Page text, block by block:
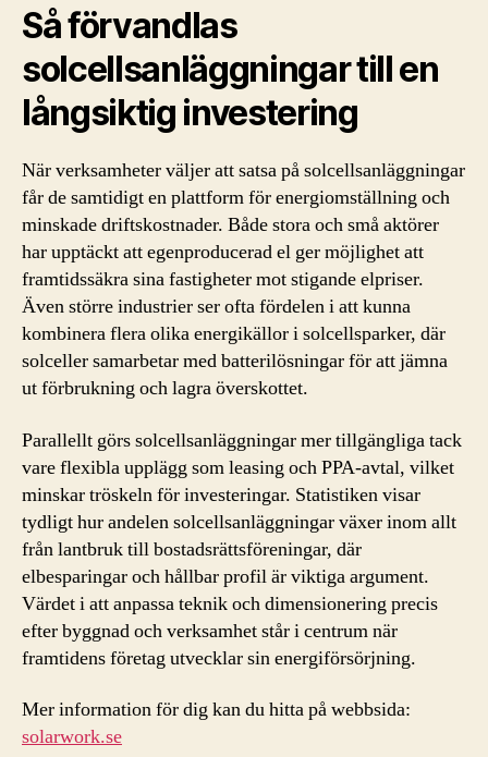
Så förvandlas
solcellsanläggningar till en
långsiktig investering
När verksamheter väljer att satsa på solcellsanläggningar
får de samtidigt en plattform för energiomställning och
minskade driftskostnader. Både stora och små aktörer
har upptäckt att egenproducerad el ger möjlighet att
framtidssäkra sina fastigheter mot stigande elpriser.
Även större industrier ser ofta fördelen i att kunna
kombinera flera olika energikällor i solcellsparker, där
solceller samarbetar med batterilösningar för att jämna
ut förbrukning och lagra överskottet.
Parallellt görs solcellsanläggningar mer tillgängliga tack
vare flexibla upplägg som leasing och PPA-avtal, vilket
minskar tröskeln för investeringar. Statistiken visar
tydligt hur andelen solcellsanläggningar växer inom allt
från lantbruk till bostadsrättsföreningar, där
elbesparingar och hållbar profil är viktiga argument.
Värdet i att anpassa teknik och dimensionering precis
efter byggnad och verksamhet står i centrum när
framtidens företag utvecklar sin energiförsörjning.
Mer information för dig kan du hitta på webbsida:
solarwork.se